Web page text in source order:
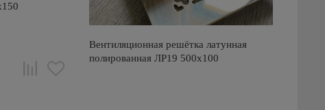
Вентиляционная решётка латунная
полированная ЛР19 500х100